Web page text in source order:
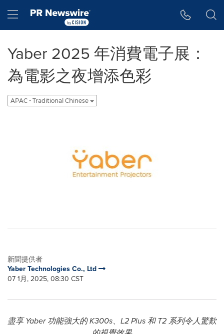
Hamburger menu
Yaber 2025 年消費電子展：
為電影之夜增添色彩
APAC - Traditional Chinese
新聞提供者
Yaber Technologies Co., Ltd
07 1月, 2025, 08:30 CST
盡享 Yaber功能強大的K300s、 L2 Plus和T2系列令人驚歎